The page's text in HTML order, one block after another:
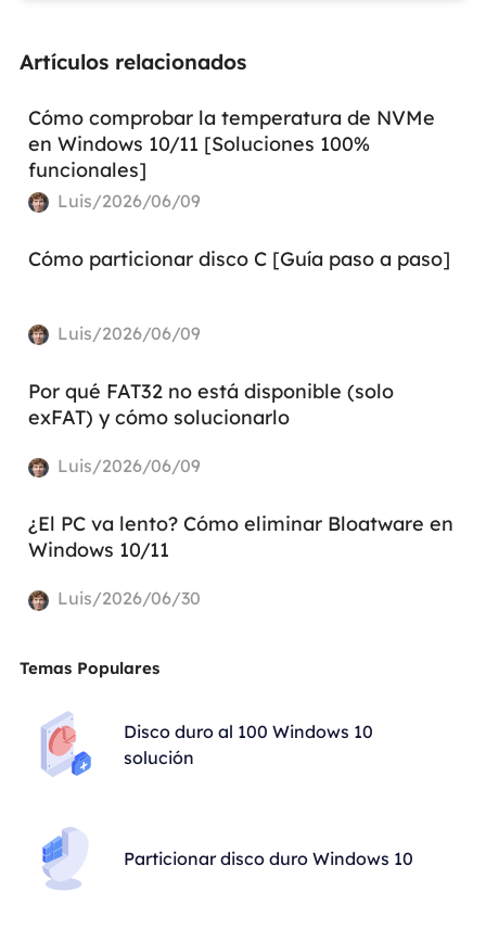
Artículos relacionados
Cómo comprobar la temperatura de NVMe
en Windows 10/11 [Soluciones 100%
funcionales]
Luis/2026/06/09
Cómo particionar disco C [Guía paso a paso]
Luis/2026/06/09
Por qué FAT32 no está disponible (solo
exFAT) y cómo solucionarlo
Luis/2026/06/09
¿El PC va lento? Cómo eliminar Bloatware en
Windows 10/11
Luis/2026/06/30
Temas Populares
Disco duro al 100 Windows 10
solución
Particionar disco duro Windows 10